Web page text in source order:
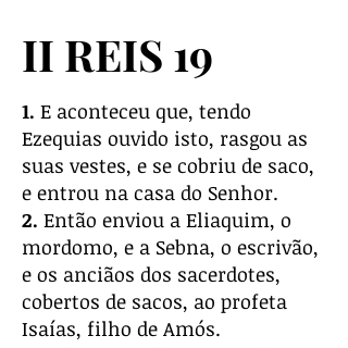
II REIS 19
1. E aconteceu que, tendo
Ezequias ouvido isto, rasgou as
suas vestes, e se cobriu de saco,
e entrou na casa do Senhor.
2. Então enviou a Eliaquim, o
mordomo, e a Sebna, o escrivão,
e os anciãos dos sacerdotes,
cobertos de sacos, ao profeta
Isaías, filho de Amós.